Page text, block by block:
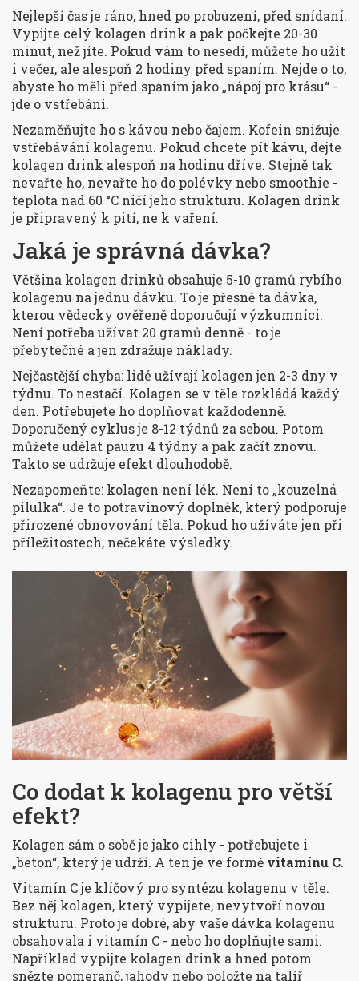
Nejlepší čas je ráno, hned po probuzení, před snídaní.
Vypijte celý kolagen drink a pak počkejte 20-30
minut, než jíte. Pokud vám to nesedí, můžete ho užít
i večer, ale alespoň 2 hodiny před spaním. Nejde o to,
abyste ho měli před spaním jako „nápoj pro krásu“ -
jde o vstřebání.
Nezaměňujte ho s kávou nebo čajem. Kofein snižuje
vstřebávání kolagenu. Pokud chcete pít kávu, dejte
kolagen drink alespoň na hodinu dříve. Stejně tak
nevařte ho, nevařte ho do polévky nebo smoothie -
teplota nad 60 °C ničí jeho strukturu. Kolagen drink
je připravený k pití, ne k vaření.
Jaká je správná dávka?
Většina kolagen drinků obsahuje 5-10 gramů rybího
kolagenu na jednu dávku. To je přesně ta dávka,
kterou vědecky ověřeně doporučují výzkumníci.
Není potřeba užívat 20 gramů denně - to je
přebytečné a jen zdražuje náklady.
Nejčastější chyba: lidé užívají kolagen jen 2-3 dny v
týdnu. To nestačí. Kolagen se v těle rozkládá každý
den. Potřebujete ho doplňovat každodenně.
Doporučený cyklus je 8-12 týdnů za sebou. Potom
můžete udělat pauzu 4 týdny a pak začít znovu.
Takto se udržuje efekt dlouhodobě.
Nezapomeňte: kolagen není lék. Není to „kouzelná
pilulka“. Je to potravinový doplněk, který podporuje
přirozené obnovování těla. Pokud ho užíváte jen při
příležitostech, nečekáte výsledky.
Co dodat k kolagenu pro větší
efekt?
Kolagen sám o sobě je jako cihly - potřebujete i
„beton“, který je udrží. A ten je ve formě vitamínu C.
Vitamín C je klíčový pro syntézu kolagenu v těle.
Bez něj kolagen, který vypijete, nevytvoří novou
strukturu. Proto je dobré, aby vaše dávka kolagenu
obsahovala i vitamín C - nebo ho doplňujte sami.
Například vypijte kolagen drink a hned potom
snězte pomeranč, jahody nebo položte na talíř